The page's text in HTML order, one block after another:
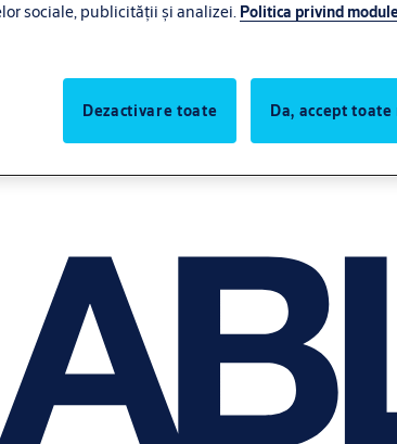
sociale, publicității și analizei. Politica privind
Dezactivare toate Da, accept